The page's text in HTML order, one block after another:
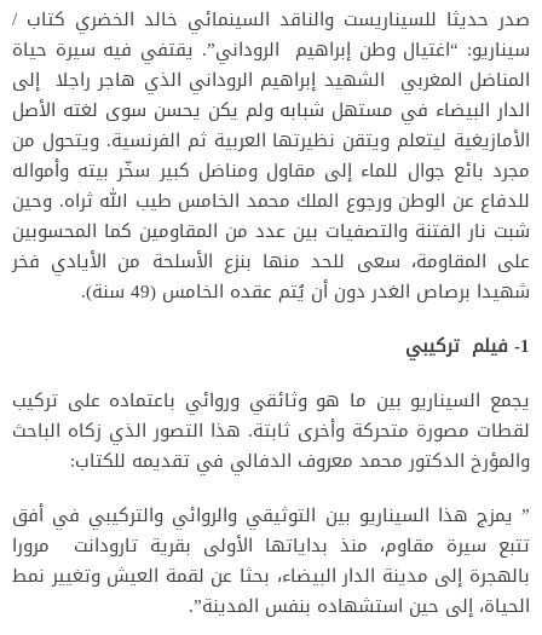
صدر حديثا للسيناريست والناقد السينمائي خالد الخضري كتاب /
سيناريو: “اغتيال وطن إبراهيم الروداني”. يقتفي فيه سيرة حياة
المناضل المغربي الشهيد إبراهيم الروداني الذي هاجر راجلا إلى
الدار البيضاء في مستهل شبابه ولم يكن يحسن سوى لغته الأصل
الأمازيغية ليتعلم ويتقن نظيرتها العربية ثم الفرنسية. ويتحول من
مجرد بائع جوال للماء إلى مقاول ومناضل كبير سخّر بيته وأمواله
للدفاع عن الوطن ورجوع الملك محمد الخامس طيب الله ثراه. وحين
شبت نار الفتنة والتصفيات بين عدد من المقاومين كما المحسوبين
على المقاومة، سعى للحد منها بنزع الأسلحة من الأيادي فخر
شهيدا برصاص الغدر دون أن يُتم عقده الخامس (49 سنة).
1- فيلم تركيبي
يجمع السيناريو بين ما هو وثائقي وروائي باعتماده على تركيب
لقطات مصورة متحركة وأخرى ثابتة. هذا التصور الذي زكاه الباحث
والمؤرخ الدكتور محمد معروف الدفالي في تقديمه للكتاب:
” يمزج هذا السيناريو بين التوثيقي والروائي والتركيبي في أفق
تتبع سيرة مقاوم، منذ بداياتها الأولى بقرية تارودانت مرورا
بالهجرة إلى مدينة الدار البيضاء، بحثا عن لقمة العيش وتغيير نمط
الحياة، إلى حين استشهاده بنفس المدينة”.